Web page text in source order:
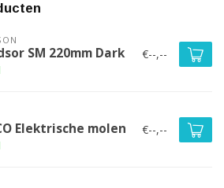
SM 220mm Dark €--,--
Elektrische molen €--,--